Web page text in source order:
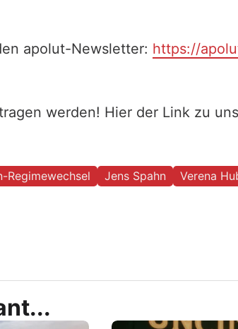
apolut-Newsletter: https://
werden! Hier der Link zu
Regimewechsel Jens Spahn Verena